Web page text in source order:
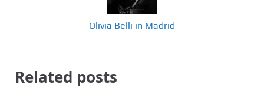
Olivia Belli in Madrid
Related posts